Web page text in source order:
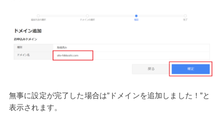
無事に設定が完了した場合は”ドメインを追加しました！”と
表示されます。